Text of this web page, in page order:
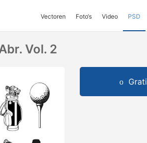
Vectoren Foto‘s Video PSD
Vol. 2